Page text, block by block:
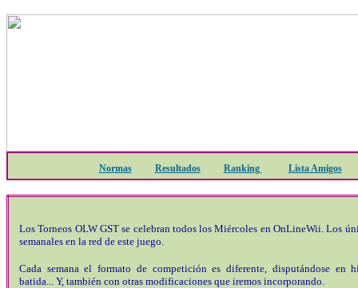
Normas Resultados Ranking Lista Amigos
Los Torneos OLW GST se celebran todos los Miércoles en OnLineWii. Los
semanales en la red de este juego.
Cada semana el formato de competición es diferente, disputándose en
batida... Y, también con otras modificaciones que iremos incorporando.